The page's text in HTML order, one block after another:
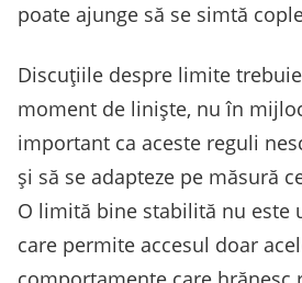
poate ajunge să se simtă
Discuțiile despre limite
moment de liniște, nu în
important ca aceste reguli
și să se adapteze pe măsură
O limită bine stabilită nu este
care permite accesul doar